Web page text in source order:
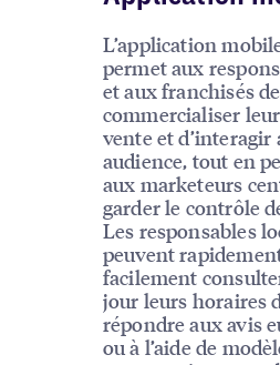
L’application
permet aux
et aux franchisés de
commercialiser
vente et d’interagir
audience, tout en
aux marketeurs
garder le contrôle
Les responsables
peuvent
facilement
jour leurs horaires
répondre aux avis
ou à l’aide de